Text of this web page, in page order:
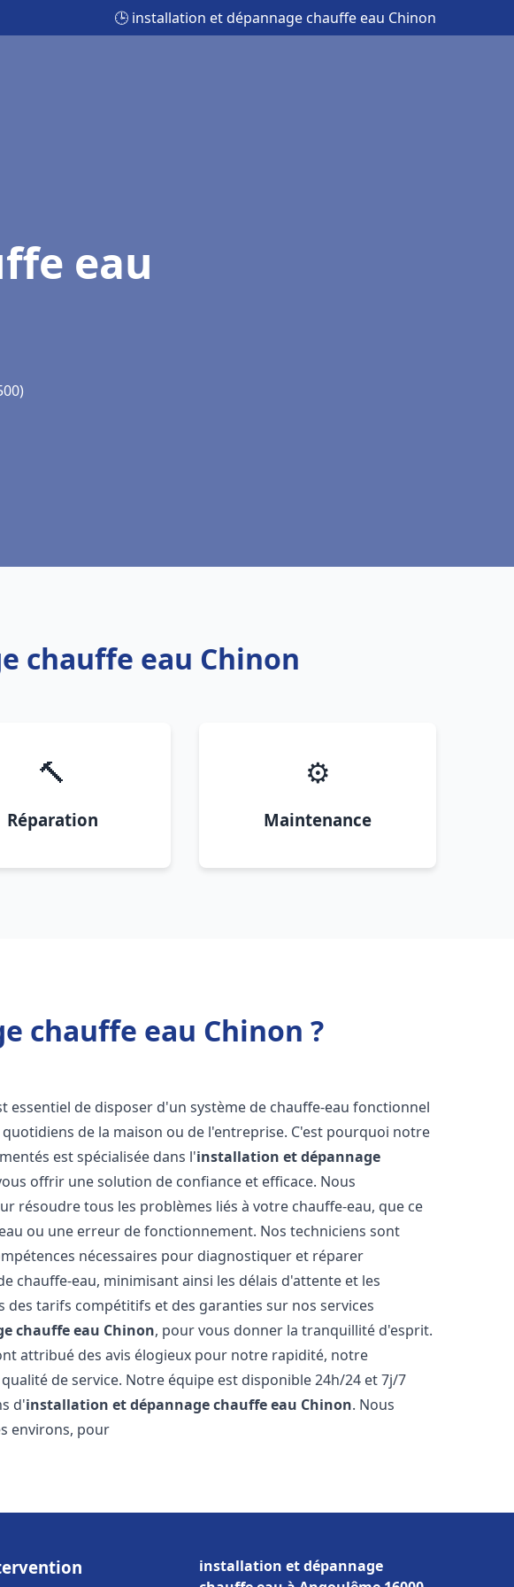
🕒 installation et dépannage chauffe eau Chinon
eau
chauffe eau Chinon
🔨
Réparation
⚙️
Maintenance
chauffe eau Chinon ?
essentiel de disposer d'un système de chauffe-eau fonctionnel
de la maison ou de l'entreprise. C'est pourquoi notre
est spécialisée dans l'installation et dépannage
offrir une solution de confiance et efficace. Nous
résoudre tous les problèmes liés à votre chauffe-eau, que ce
ou une erreur de fonctionnement. Nos techniciens sont
nécessaires pour diagnostiquer et réparer
chauffe-eau, minimisant ainsi les délais d'attente et les
tarifs compétitifs et des garanties sur nos services
chauffe eau Chinon, pour vous donner la tranquillité d'esprit.
attribué des avis élogieux pour notre rapidité, notre
de service. Notre équipe est disponible 24h/24 et 7j/7
d'installation et dépannage chauffe eau Chinon. Nous
environs, pour
installation et dépannage